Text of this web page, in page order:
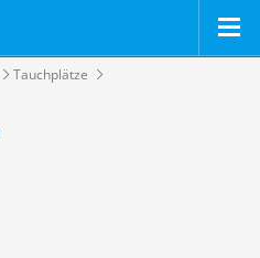
Tauchplätze